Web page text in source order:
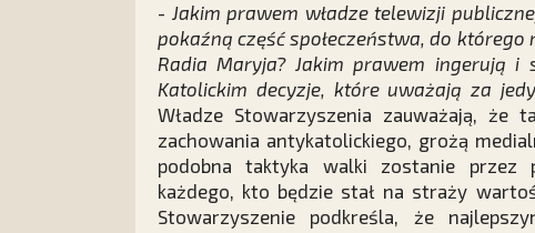
- Jakim prawem władze telewizji
pokaźną część społeczeństwa, do
Radia Maryja? Jakim prawem ingerują
Katolickim decyzje, które uważają za
Władze Stowarzyszenia zauważają, że
zachowania antykatolickiego, grożą
podobna taktyka walki zostanie przez
każdego, kto będzie stał na straży
Stowarzyszenie podkreśla, że